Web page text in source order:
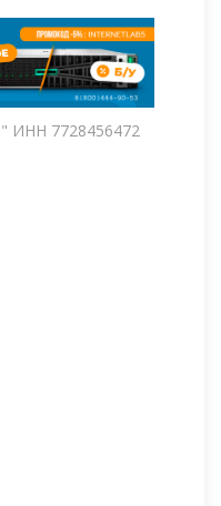
ИНН 7728456472